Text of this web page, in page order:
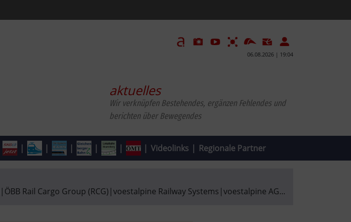
06.08.2026 | 19:04
aktuelles
Wir verknüpfen Bestehendes, ergänzen Fehlendes und
berichten über Bewegendes
| | | | | | Videolinks | Regionale Partner
| ÖBB Rail Cargo Group (RCG) |voestalpine Railway Systems |voestalpine AG...